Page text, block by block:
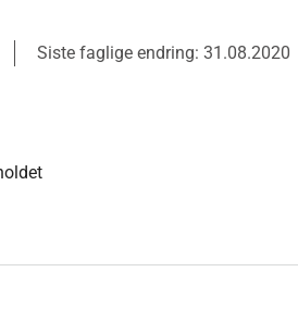
Siste faglige endring: 31.08.2020